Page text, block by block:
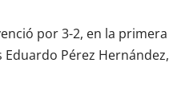
por 3-2, en la
Pérez